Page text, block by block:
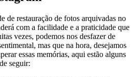
de restauração de fotos arquivadas no
com a facilidade e a ⁤praticidade ‍que
vezes, podemos nos desfazer de
mas que ‍na hora, desejamos
essas memórias, aqui estão alguns
seguir: